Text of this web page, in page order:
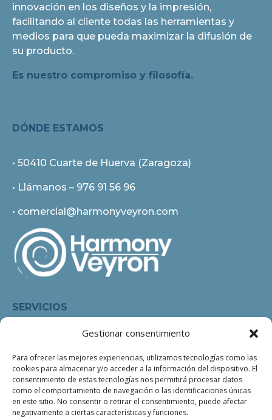
Gestionar consentimiento
Para ofrecer las mejores experiencias, utilizamos tecnologías como las
cookies para almacenar y/o acceder a la información del dispositivo. El
consentimiento de estas tecnologías nos permitirá procesar datos
como el comportamiento de navegación o las identificaciones únicas
en este sitio. No consentir o retirar el consentimiento, puede afectar
negativamente a ciertas características y funciones.
innovación en los diseños y la impresión,
facilitando al cliente todas las herramientas y
medios para que pueda maximizar la difusión de
su producto.
Es nuestro compromiso y filosofía.
DÓNDE ESTAMOS
• 50410 Cuarte de Huerva (Zaragoza)
• Llámanos – 976 91 56 96
• comercial@harmonyveyron.com
SERVICIOS
• Fotografía y 3D
• Impresión
• Muestrarios, PLV y acabados
• Publicaciones electrónicas
• Audiovisuales